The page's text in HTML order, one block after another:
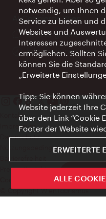
ivie - Die
AI Concierge Wien
Ort:
concierge.wien.info
Öffnungszeiten:
Informationen rund
Kontakt
Impressum
Datenschutz
Nutzungsbedingungen
Presse-Kontakt
Cookie Einstellungen
© Copyright WienTourismus
notwendig, um Ihnen
Service zu bieten und
Websites und
Interessen
ermöglichen. Sollten
können Sie die
„Erweiterte
Tipp: Sie können
Website jederzeit Ihre
über den Link “Cookie
Footer der Website
ERWEITERTE
ALLE